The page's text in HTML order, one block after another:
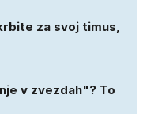
za svoj timus,
v zvezdah"? To